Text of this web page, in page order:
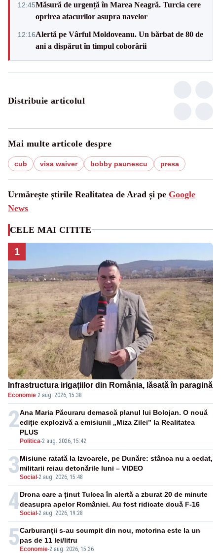
12:45Măsură de urgență în Marea Neagră. Turcia cere
oprirea atacurilor asupra navelor
12:16Alertă pe Vârful Moldoveanu. Un bărbat de 80 de
ani a dispărut în timpul coborârii
Distribuie articolul
Mai multe articole despre
cub visa waiver bobby paunescu presa
Urmărește știrile Realitatea de Arad și pe Google
News
CELE MAI CITITE
1
Infrastructura irigațiilor din România, lăsată în paragină
Economie·2 aug. 2026, 15:38
2
Politica-2 aug. 2026, 15:42
Ana Maria Păcuraru demască planul lui Bolojan. O nouă
ediție explozivă a emisiunii „Miza Zilei” la Realitatea
PLUS
3Social -2 aug. 2026, 15:48
Misiune ratată la Izvoarele, pe Dunăre: stânca nu a cedat,
militarii reiau detonările luni – VIDEO
4Social -2 aug. 2026, 19:28
Drona care a ținut Tulcea în alertă a zburat 20 de minute
deasupra apelor României. Au fost ridicate două F-16
5 Economie-2 aug. 2026, 15:36
Carburanții s-au scumpit din nou, motorina este la un
pas de 11 lei/litru